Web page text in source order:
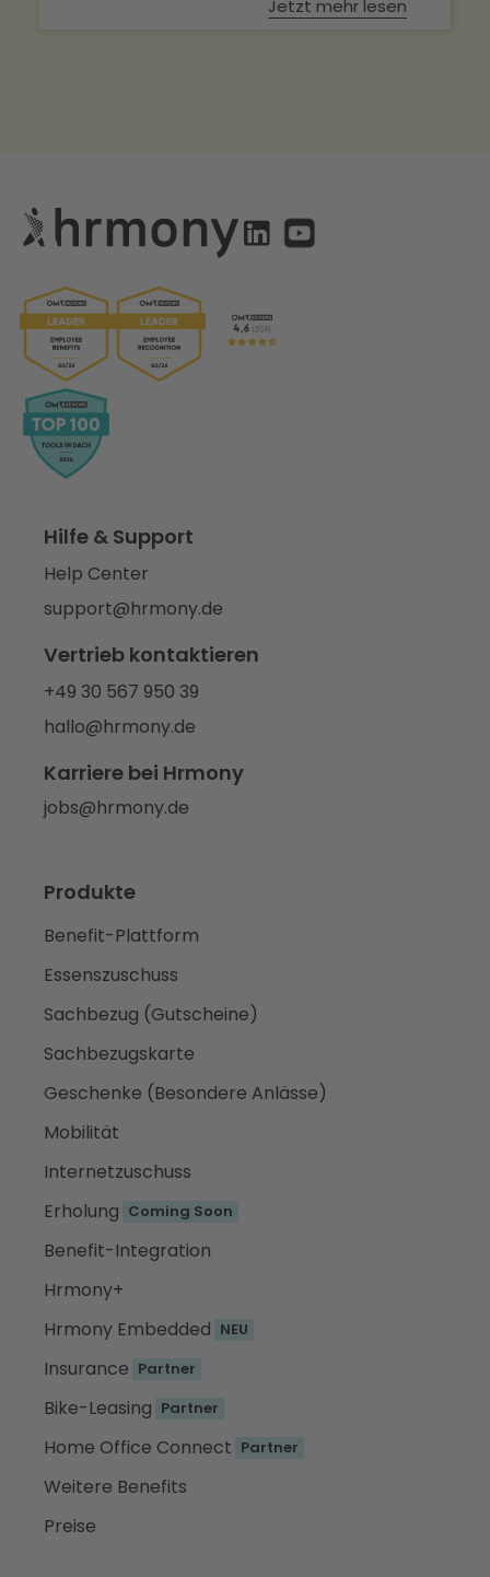
Jetzt mehr lesen
Hilfe & Support
Help Center
support@hrmony.de
Vertrieb kontaktieren
+49 30 567 950 39
hallo@hrmony.de
Karriere bei Hrmony
jobs@hrmony.de
Produkte
Benefit-Plattform
Essenszuschuss
Sachbezug (Gutscheine)
Sachbezugskarte
Geschenke (Besondere Anlässe)
Mobilität
Internetzuschuss
Erholung Coming Soon
Benefit-Integration
Hrmony+
Hrmony Embedded NEU
Insurance Partner
Bike-Leasing Partner
Home Office Connect Partner
Weitere Benefits
Preise